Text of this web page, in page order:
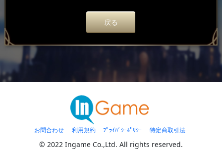
戻る
お問合わせ 利用規約 ﾌﾟﾗｲﾊﾞｼｰﾎﾟﾘｼｰ 特定商取引法
© 2022 Ingame Co.,Ltd. All rights reserved.